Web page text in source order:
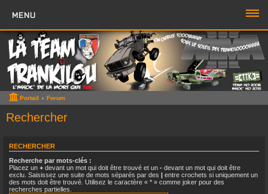
MENU
PORTAIL
FORUM
ZONE TTK
Boutique TTK
ACCÈS RAPIDE
Sujets sans réponse
Portail Forum
Rechercher
RECHERCHER
Recherche par mots-clés :
Placez un + devant un mot qui doit être trouvé et un - devant un mot qui doit être
exclu. Saisissez une suite de mots séparés par des
entre crochets si uniquement un
des mots doit être trouvé. Utilisez le caractère « * » comme joker pour des
recherches partielles.